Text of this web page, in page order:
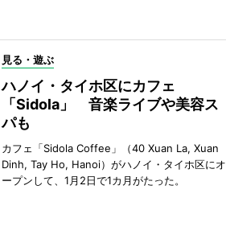
見る・遊ぶ
ハノイ・タイホ区にカフェ
「Sidola」 音楽ライブや美容ス
パも
カフェ「Sidola Coffee」（40 Xuan La, Xuan
Dinh, Tay Ho, Hanoi）がハノイ・タイホ区にオ
ープンして、1月2日で1カ月がたった。